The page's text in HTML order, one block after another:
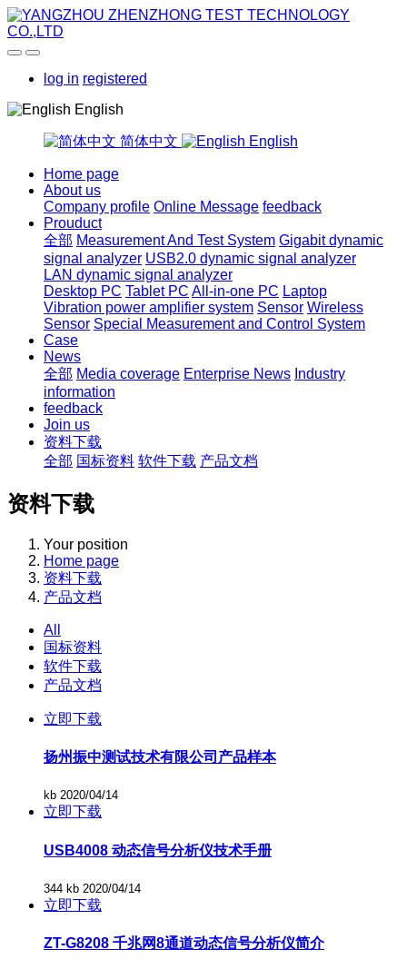
log in registered
English
简体中文 English
Home page
About us
Company profile Online Message feedback
Prouduct
全部 Measurement And Test System Gigabit dynamic
signal analyzer USB2.0 dynamic signal analyzer
LAN dynamic signal analyzer
Desktop PC Tablet PC All-in-one PC Laptop
Vibration power amplifier system Sensor Wireless
Sensor Special Measurement and Control System
Case
News
全部 Media coverage Enterprise News Industry
information
feedback
Join us
资料下载
全部 国标资料 软件下载 产品文档
资料下载
Your position
Home page
资料下载
产品文档
All
国标资料
软件下载
产品文档
立即下载
扬州振中测试技术有限公司产品样本
kb 2020/04/14
立即下载
USB4008 动态信号分析仪技术手册
344 kb 2020/04/14
立即下载
ZT-G8208 千兆网8通道动态信号分析仪简介